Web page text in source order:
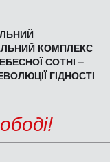
КОМПЛЕКС
СОТНІ –
ГІДНОСТІ